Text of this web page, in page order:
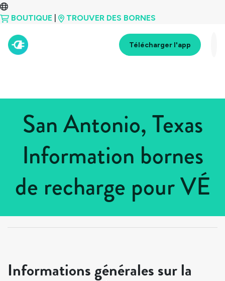
BOUTIQUE TROUVER DES BORNES
Télécharger l'app
San Antonio, Texas
Information bornes
de recharge pour VÉ
États-Unis > Texas
Informations générales sur la